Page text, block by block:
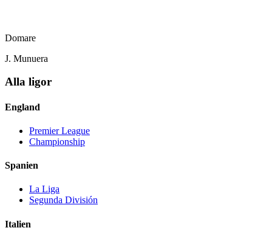
Domare
J. Munuera
Alla ligor
England
Premier League
Championship
Spanien
La Liga
Segunda División
Italien